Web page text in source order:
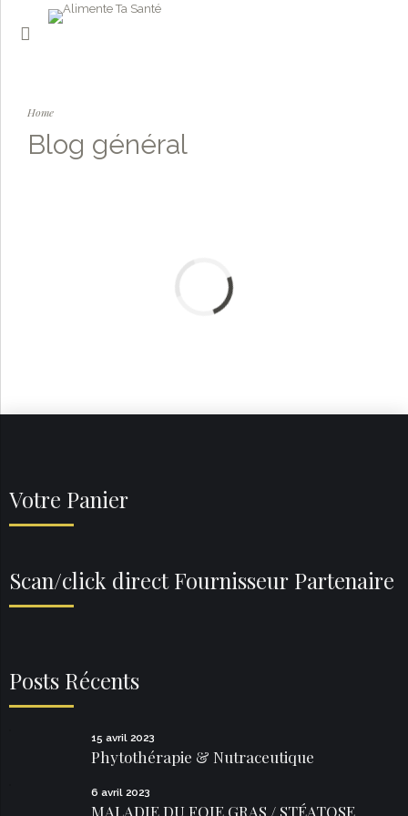
Home
Blog général
Votre Panier
Scan/click direct Fournisseur Partenaire
Posts Récents
15 avril 2023
Phytothérapie & Nutraceutique
6 avril 2023
MALADIE DU FOIE GRAS / STÉATOSE